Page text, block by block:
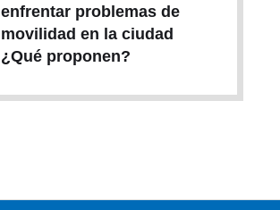
enfrentar problemas de
movilidad en la ciudad
¿Qué proponen?